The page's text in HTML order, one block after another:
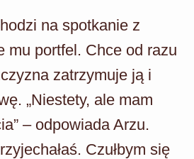
na spotkanie z
mu portfel. Chce od razu
zatrzymuje ją i
„Niestety, ale mam
– odpowiada Arzu.
Czułbym się